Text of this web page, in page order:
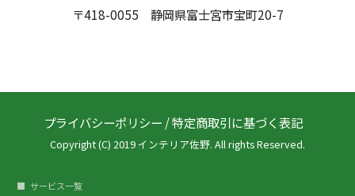
〒418-0055 静岡県富士宮市宝町20-7
プライバシーポリシー /特定商取引に基づく表記
Copyright (C) 2019 インテリア佐野. All rights Reserved.
サービス一覧